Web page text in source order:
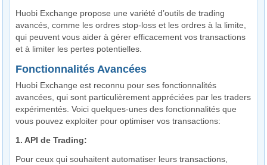
Huobi Exchange propose une variété d’outils de trading
avancés, comme les ordres stop-loss et les ordres à la limite,
qui peuvent vous aider à gérer efficacement vos transactions
et à limiter les pertes potentielles.
Fonctionnalités Avancées
Huobi Exchange est reconnu pour ses fonctionnalités
avancées, qui sont particulièrement appréciées par les traders
expérimentés. Voici quelques-unes des fonctionnalités que
vous pouvez exploiter pour optimiser vos transactions:
1. API de Trading:
Pour ceux qui souhaitent automatiser leurs transactions,